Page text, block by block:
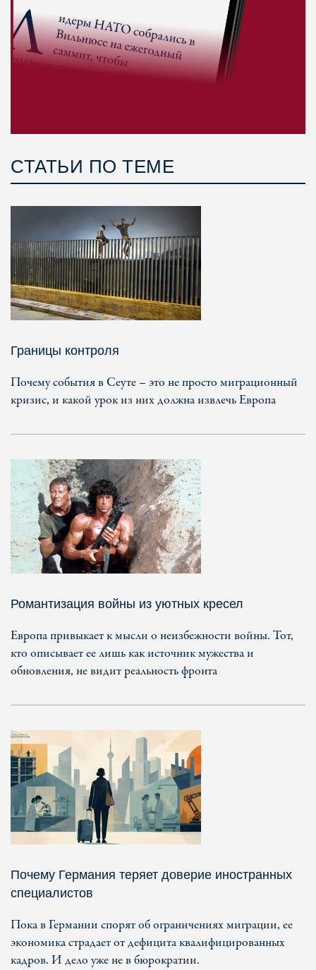
СТАТЬИ ПО ТЕМЕ
Границы контроля
Почему события в Сеуте – это не просто миграционный
кризис, и какой урок из них должна извлечь Европа
Романтизация войны из уютных кресел
Европа привыкает к мысли о неизбежности войны. Тот,
кто описывает ее лишь как источник мужества и
обновления, не видит реальность фронта
Почему Германия теряет доверие иностранных
специалистов
Пока в Германии спорят об ограничениях миграции, ее
экономика страдает от дефицита квалифицированных
кадров. И дело уже не в бюрократии.